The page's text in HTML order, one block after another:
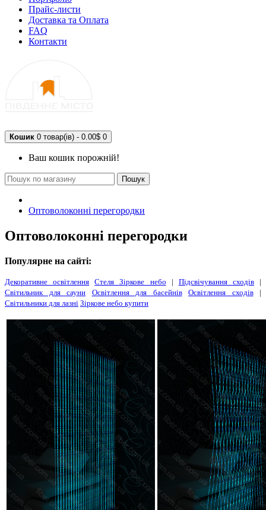
Прайс-листи
Доставка та Оплата
FAQ
Контакти
Кошик 0 товар(ів) - 0.00$ 0
Ваш кошик порожній!
Пошук
Оптоволоконні перегородки
Оптоволоконні перегородки
Популярне на сайті:
Декоративне освітлення Стеля Зіркове небо | Підсвічування сходів|
Світильник для сауни
Освітлення для басейнів Освітлення сходів|
Світильники для лазні Зіркове небо купити